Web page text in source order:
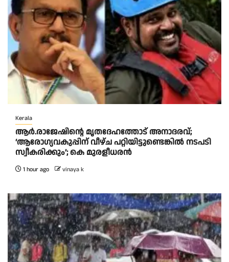
Kerala
ആര്‍.രാജേഷിന്റെ മൃതദേഹത്തോട് അനാദരവ്;
‘ആരോഗ്യവകുപ്പിന് വീഴ്ച പറ്റിയിട്ടുണ്ടെങ്കില്‍ നടപടി
സ്വീകരിക്കും’; കെ മുരളീധരന്‍
1 hour ago vinaya k